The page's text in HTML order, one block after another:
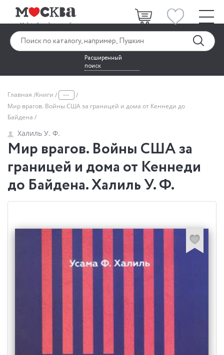
Расширенный
поиск
Главная Книги ...
Мир врагов. Войны США за границей и дома от Кеннеди до
Байдена
Халиль У. Ф.
Мир врагов. Войны США за
границей и дома от Кеннеди
до Байдена. Халиль У. Ф.